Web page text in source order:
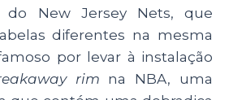
do New Jersey Nets, que
diferentes na mesma
por levar à instalação
rim na NBA, uma